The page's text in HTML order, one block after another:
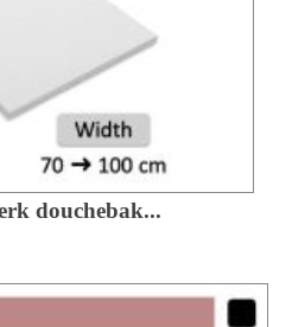
douchebak...